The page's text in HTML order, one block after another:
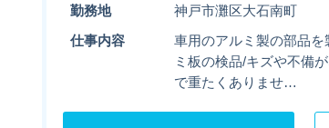
勤務地 神戸市灘区大石南町
仕事内容
車用のアルミ製の部品
ミ板の検品/キズや不備
で重たくありませ…